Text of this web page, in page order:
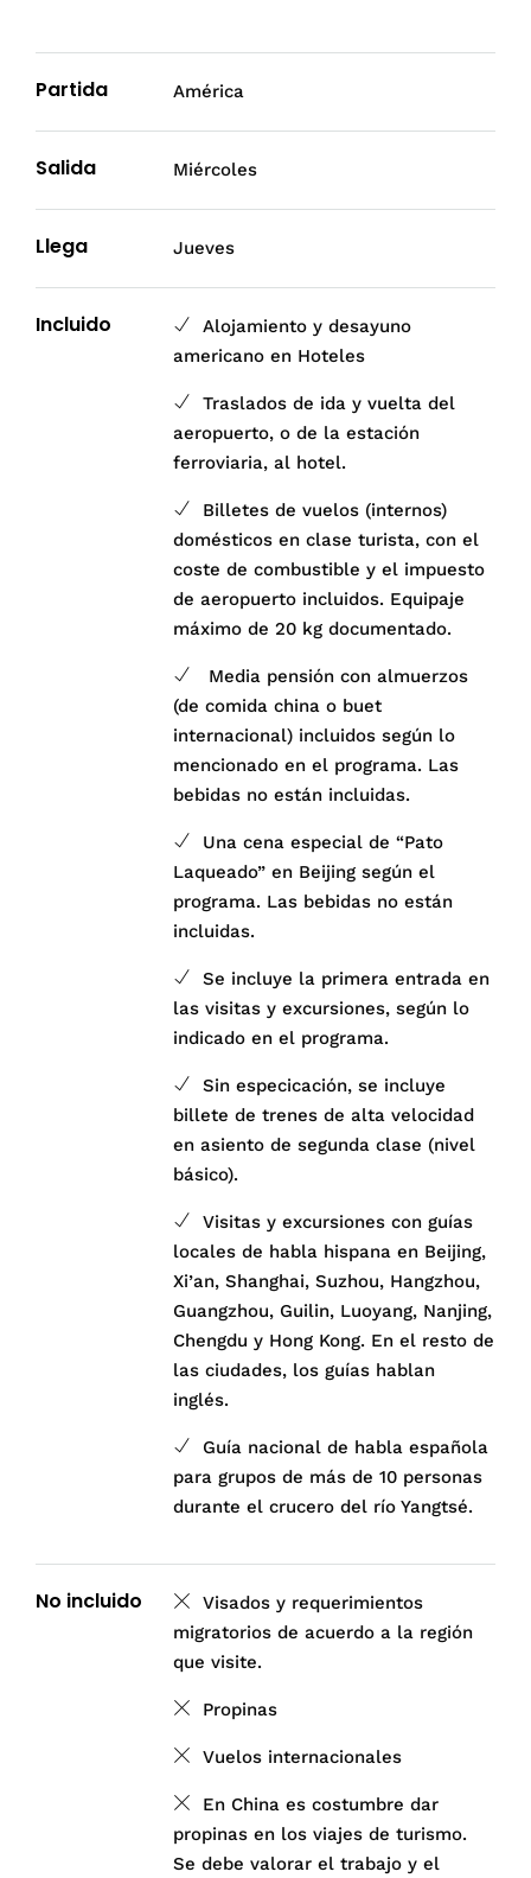
Partida América
Salida Miércoles
Llega Jueves
Incluido
Alojamiento y desayuno
americano en Hoteles
Traslados de ida y vuelta del
aeropuerto, o de la estación
ferroviaria, al hotel.
Billetes de vuelos (internos)
domésticos en clase turista, con el
coste de combustible y el impuesto
de aeropuerto incluidos. Equipaje
máximo de 20 kg documentado.
Media pensión con almuerzos
(de comida china o buet
internacional) incluidos según lo
mencionado en el programa. Las
bebidas no están incluidas.
Una cena especial de “Pato
Laqueado” en Beijing según el
programa. Las bebidas no están
incluidas.
Se incluye la primera entrada en
las visitas y excursiones, según lo
indicado en el programa.
Sin especicación, se incluye
billete de trenes de alta velocidad
en asiento de segunda clase (nivel
básico).
Visitas y excursiones con guías
locales de habla hispana en Beijing,
Xi’an, Shanghai, Suzhou, Hangzhou,
Guangzhou, Guilin, Luoyang, Nanjing,
Chengdu y Hong Kong. En el resto de
las ciudades, los guías hablan
inglés.
Guía nacional de habla española
para grupos de más de 10 personas
durante el crucero del río Yangtsé.
No incluido
Visados y requerimientos
migratorios de acuerdo a la región
que visite.
Propinas
Vuelos internacionales
En China es costumbre dar
propinas en los viajes de turismo.
Se debe valorar el trabajo y el